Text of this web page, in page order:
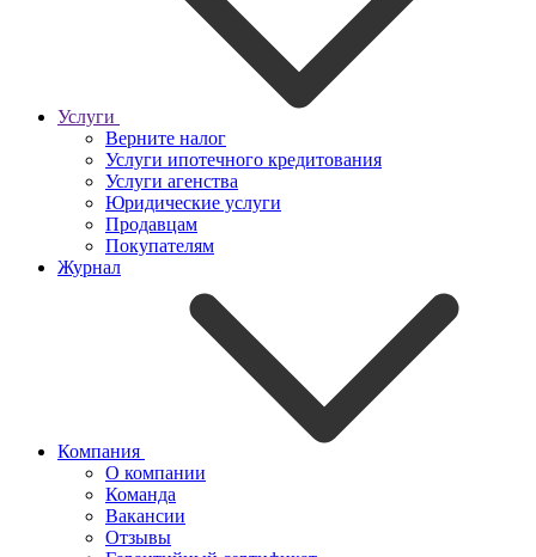
Услуги
Верните налог
Услуги ипотечного кредитования
Услуги агенства
Юридические услуги
Продавцам
Покупателям
Журнал
Компания
О компании
Команда
Вакансии
Отзывы